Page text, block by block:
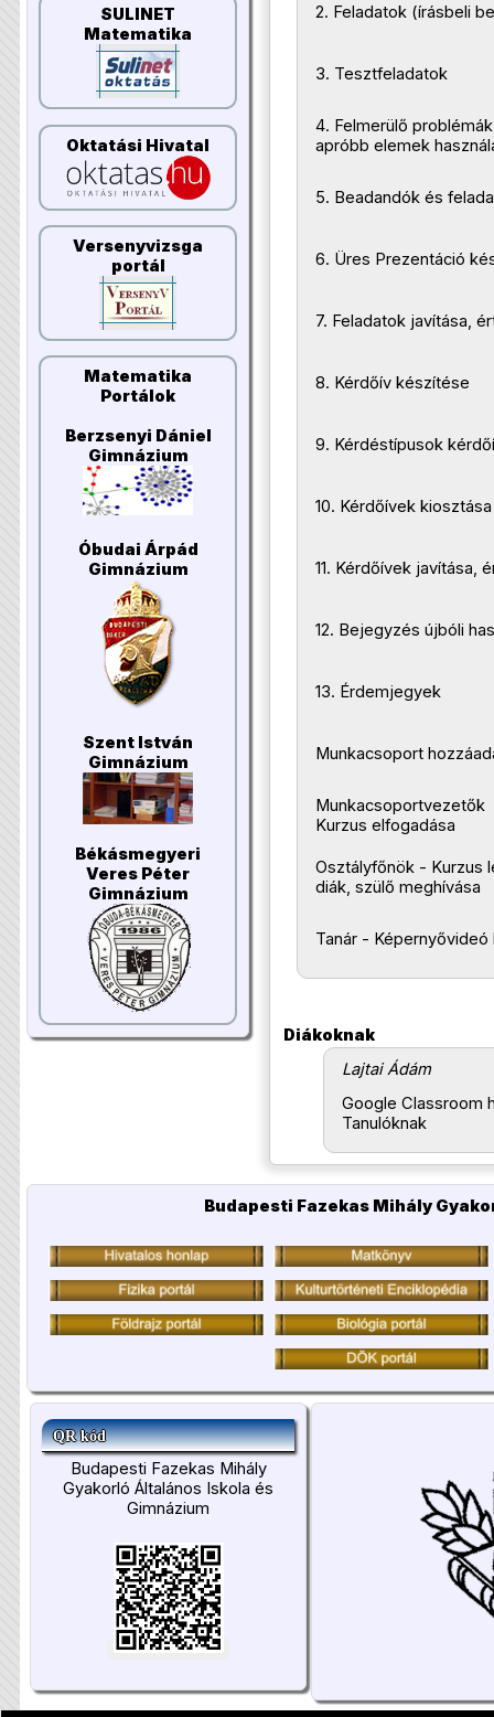
SULINET
Matematika
Oktatási Hivatal
Versenyvizsga
portál
Matematika
Portálok
Berzsenyi Dániel
Gimnázium
Óbudai Árpád
Gimnázium
Szent István
Gimnázium
Békásmegyeri
Veres Péter
Gimnázium
2. Feladatok (írásbeli
3. Tesztfeladatok
4. Felmerülő
apróbb elemek
5. Beadandók és
6. Üres Prezentáció
7. Feladatok javítása,
8. Kérdőív készítése
9. Kérdéstípusok
10. Kérdőívek kiosztása
11. Kérdőívek javítása,
12. Bejegyzés újbóli
13. Érdemjegyek
Munkacsoport
Munkacsoportvezetők
Kurzus elfogadása
Osztályfőnök - Kurzus
diák, szülő meghívása
Tanár -
Diákoknak
Lajtai Ádám
Google Classroom
Tanulóknak
Budapesti Fazekas Mihály
QR kód
Budapesti Fazekas Mihály
Gyakorló Általános Iskola és
Gimnázium